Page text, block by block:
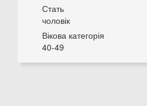
Стать
чоловік
Вікова категорія
40-49